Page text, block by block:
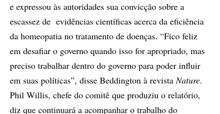
e expressou às autoridades sua convicção sobre a
escassez de evidências científicas acerca da eficiência
da homeopatia no tratamento de doenças. “Fico feliz
em desafiar o governo quando isso for apropriado, mas
preciso trabalhar dentro do governo para poder influir
em suas políticas”, disse Beddington à revistaNature.
Phil Willis, chefe do comitê que produziu o relatório,
diz que continuará a acompanhar o trabalho do